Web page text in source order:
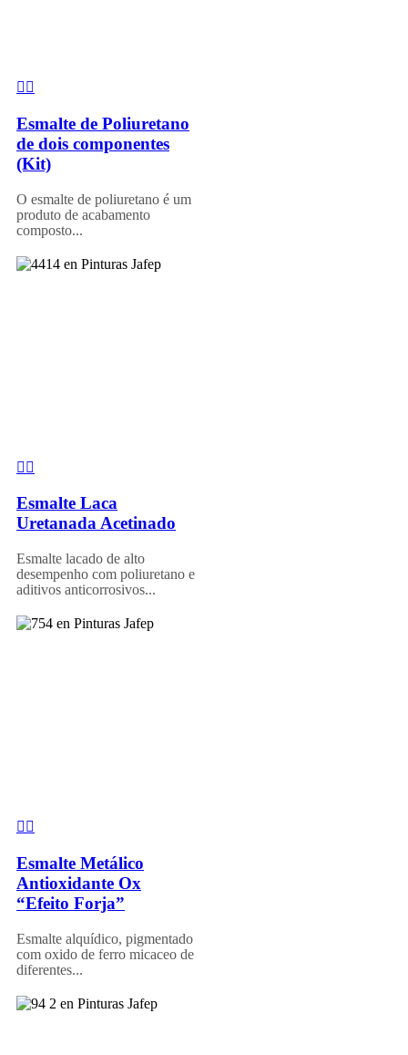
Esmalte de Poliuretano
de dois componentes
(Kit)
O esmalte de poliuretano é um
produto de acabamento
composto...
Esmalte Laca
Uretanada Acetinado
Esmalte lacado de alto
desempenho com poliuretano e
aditivos anticorrosivos...
Esmalte Metálico
Antioxidante Ox
“Efeito Forja”
Esmalte alquídico, pigmentado
com oxido de ferro micaceo de
diferentes...